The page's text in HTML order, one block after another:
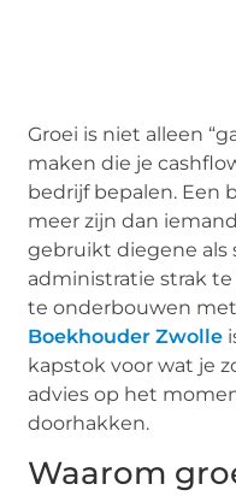
Groei is niet alleen
maken die je
bedrijf bepalen. Een
meer zijn dan
gebruikt diegene als
administratie strak
te onderbouwen
Boekhouder Zwolle
kapstok voor wat je
advies op het
doorhakken.
Waarom